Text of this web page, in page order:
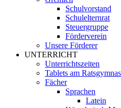
Schulvorstand
Schulelternrat
Steuergruppe
Förderverein
Unsere Förderer
UNTERRICHT
Unterrichtszeiten
Tablets am
Fächer
Sprachen
Latein